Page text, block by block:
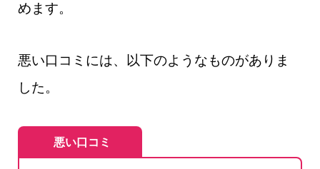
めます。
悪い口コミには、以下のようなものがありま
した。
悪い口コミ